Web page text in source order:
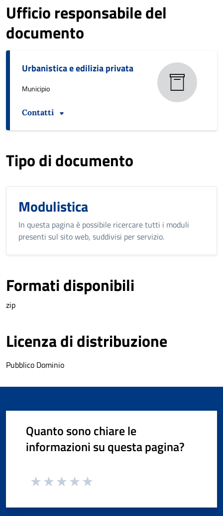
Ufficio responsabile del
documento
Urbanistica e edilizia privata
Municipio
Contatti
Tipo di documento
Modulistica
In questa pagina è possibile ricercare tutti i moduli
presenti sul sito web, suddivisi per servizio.
Formati disponibili
zip
Licenza di distribuzione
Pubblico Dominio
Quanto sono chiare le
informazioni su questa pagina?